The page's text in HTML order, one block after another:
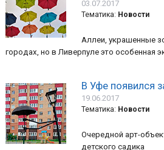
03.07.2017
Тематика: Новости
Аллеи, украшенные
городах, но в Ливерпуле это особенная
В Уфе появился
19.06.2017
Тематика: Новости
Очередной арт-
детского садика